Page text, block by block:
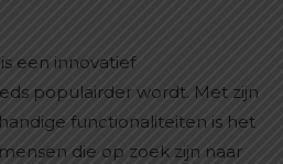
een innovatief
populairder wordt. Met zijn
functionaliteiten is het
die op zoek zijn naar